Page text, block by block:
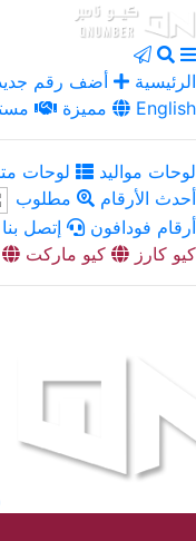
الرئيسية أضف رقم
مميزة
English
لوحات مواليد لوحات
أحدث الأرقام
مطلوب
أرقام فودافون
إتصل بنا
كيو كارز
كيو ماركت